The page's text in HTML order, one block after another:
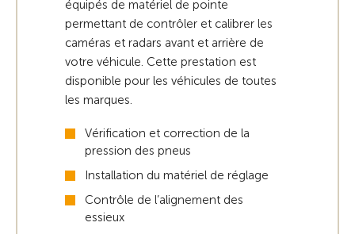
équipés de matériel de pointe
permettant de contrôler et calibrer les
caméras et radars avant et arrière de
votre véhicule. Cette prestation est
disponible pour les véhicules de toutes
les marques.
Vérification et correction de la
pression des pneus
Installation du matériel de réglage
Contrôle de l’alignement des
essieux